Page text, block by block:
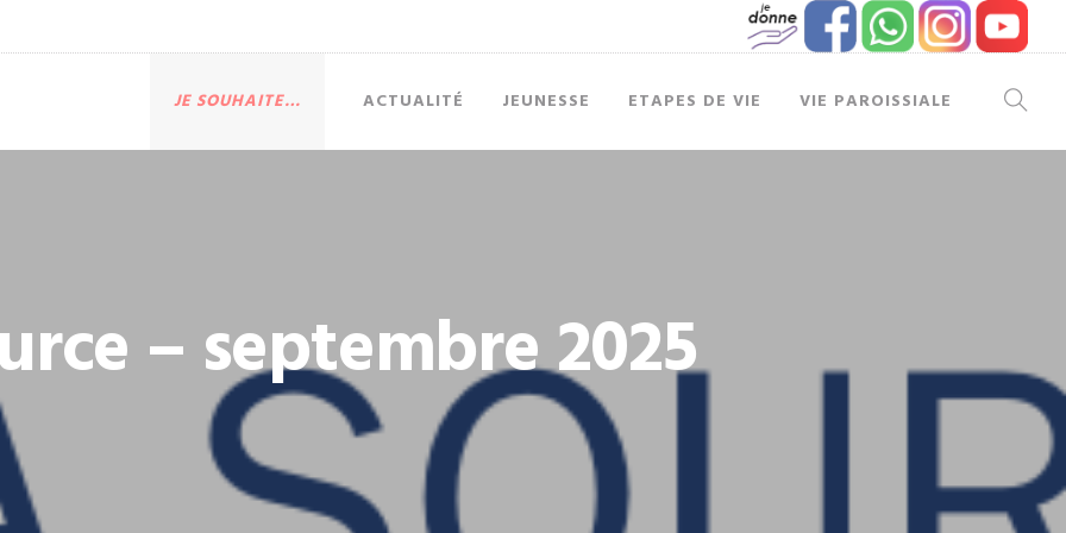
JE SOUHAITE… ACTUALITÉ JEUNESSE ETAPES DE VIE VIE PAROISSIALE
– septembre 2025